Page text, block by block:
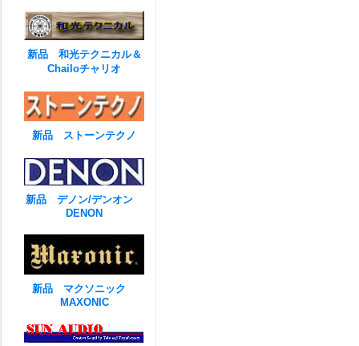
新品 和光テクニカル＆
Chailoチャリオ
新品 ストーンテクノ
新品 デノン/デンオン
DENON
新品 マクソニック
MAXONIC